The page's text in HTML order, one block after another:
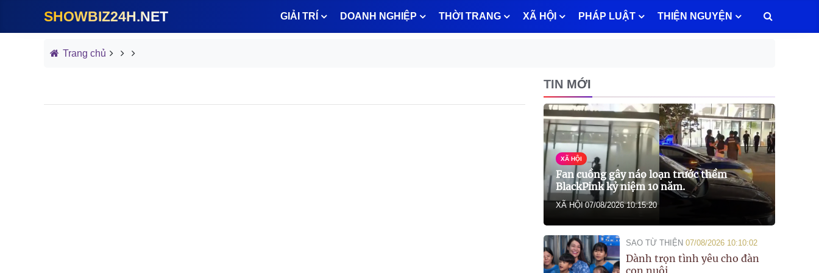
SHOWBIZ24H.NET GIẢI TRÍ DOANH NGHIỆP THỜI TRANG XÃ HỘI PHÁP LUẬT THIỆN NGUYỆN
Trang chủ
TIN MỚI
XÃ HỘI
Fan cuồng gây náo loạn trước thềm
BlackPink kỷ niệm 10 năm.
XÃ HỘI 07/08/2026 10:15:20
SAO TỪ THIỆN 07/08/2026 10:10:02
Dành trọn tình yêu cho đàn
con nuôi